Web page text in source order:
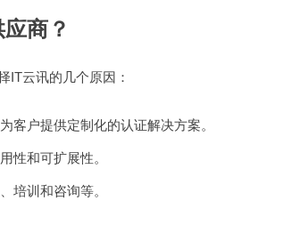
商？
IT云讯的几个原因：
客户提供定制化的认证解决方案。
性和可扩展性。
培训和咨询等。